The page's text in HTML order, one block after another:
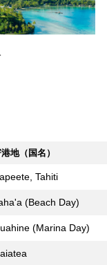
地（国名）
Tahiti
(Beach Day)
(Marina Day)